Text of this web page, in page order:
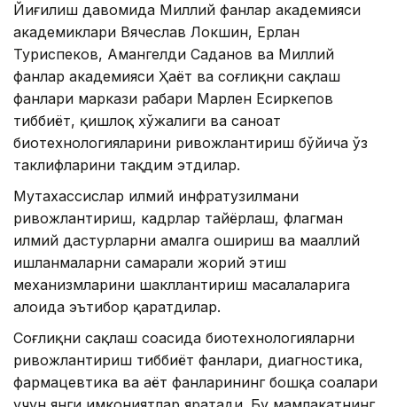
Йиғилиш давомида Миллий фанлар академияси
академиклари Вячеслав Локшин, Ерлан
Туриспеков, Амангелди Саданов ва Миллий
фанлар академияси Ҳаёт ва соғлиқни сақлаш
фанлари маркази раҳбари Марлен Есиркепов
тиббиёт, қишлоқ хўжалиги ва саноат
биотехнологияларини ривожлантириш бўйича ўз
таклифларини тақдим этдилар.
Мутахассислар илмий инфратузилмани
ривожлантириш, кадрлар тайёрлаш, флагман
илмий дастурларни амалга ошириш ва маҳаллий
ишланмаларни самарали жорий этиш
механизмларини шакллантириш масалаларига
алоҳида эътибор қаратдилар.
Соғлиқни сақлаш соҳасида биотехнологияларни
ривожлантириш тиббиёт фанлари, диагностика,
фармацевтика ва ҳаёт фанларининг бошқа соҳалари